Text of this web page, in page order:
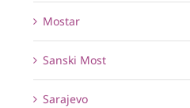
Mostar
Sanski Most
Sarajevo